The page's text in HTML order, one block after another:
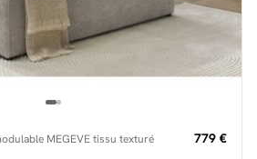
MEGEVE tissu texturé 779 €